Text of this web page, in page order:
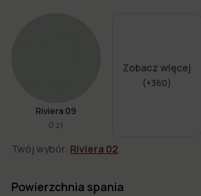
Riviera 09
0 zł
Zobacz więcej
(+360)
Twój wybór: Riviera 02
Powierzchnia spania